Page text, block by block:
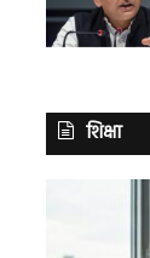
शिक्षा